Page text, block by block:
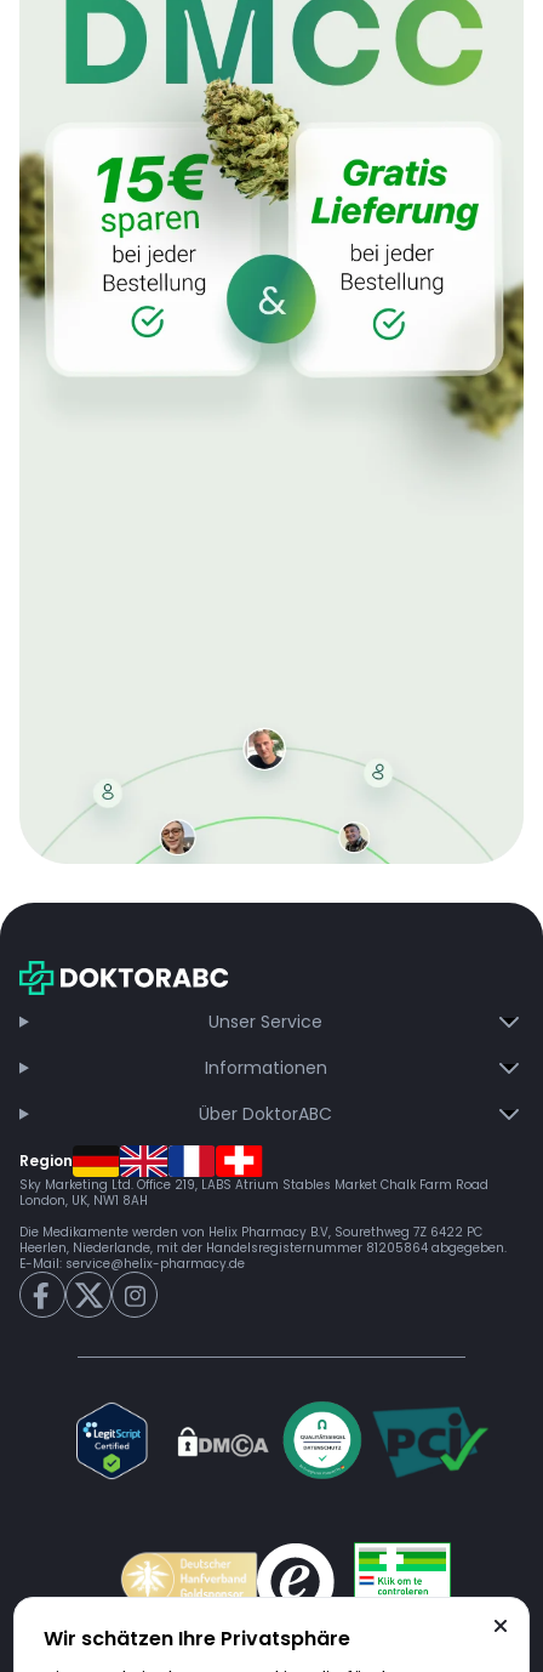
bei jeder Bestellung, erhalten schnelle Lieferung und
Unser Service
Informationen
Über DoktorABC
Region
Sky Marketing Ltd. Office 219, LABS Atrium Stables Market Chalk Farm Road
London, UK, NW1 8AH
Die Medikamente werden von Helix Pharmacy B.V, Sourethweg 7Z 6422 PC
Heerlen, Niederlande, mit der Handelsregisternummer 81205864 abgegeben.
E-Mail: service@helix-pharmacy.de
Wir schätzen Ihre Privatsphäre